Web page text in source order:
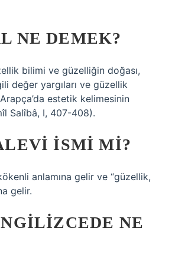
NE DEMEK?
bilimi ve güzelliğin doğası,
değer yargıları ve güzellik
estetik kelimesinin
Salîbâ, I, 407-408).
ISMI MI?
anlamına gelir ve “güzellik,
gelir.
NE